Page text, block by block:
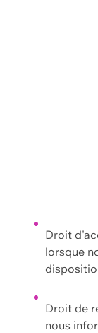
Droit
lorsque
Droit de
nous